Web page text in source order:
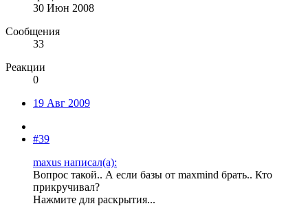
30 Июн 2008
Сообщения
33
Реакции
0
19 Авг 2009
#39
maxus написал(а):
Вопрос такой.. А если базы от maxmind брать.. Кто
прикручивал?
Нажмите для раскрытия...